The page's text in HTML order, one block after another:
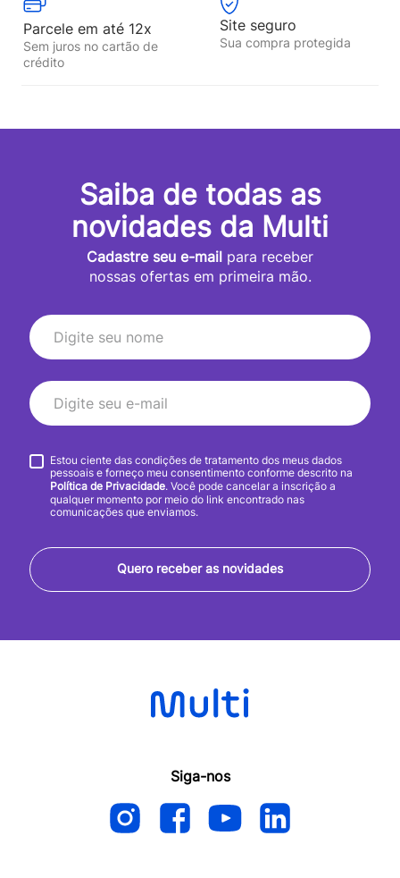
Parcele em até 12x
Sem juros no cartão de
crédito
Site seguro
Sua compra protegida
Saiba de todas as
novidades da Multi
Cadastre seu e-mail para receber
nossas ofertas em primeira mão.
Quero receber as novidades
Estou ciente das condições de tratamento dos meus dados
pessoais e forneço meu consentimento conforme descrito na
Política de Privacidade. Você pode cancelar a inscrição a
qualquer momento por meio do link encontrado nas
comunicações que enviamos.
Siga-nos